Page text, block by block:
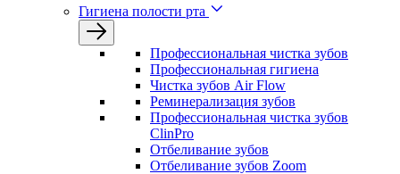
Гигиена полости рта
Профессиональная чистка зубов
Профессиональная гигиена
Чистка зубов Air Flow
Реминерализация зубов
Профессиональная чистка зубов
ClinPro
Отбеливание зубов
Отбеливание зубов Zoom